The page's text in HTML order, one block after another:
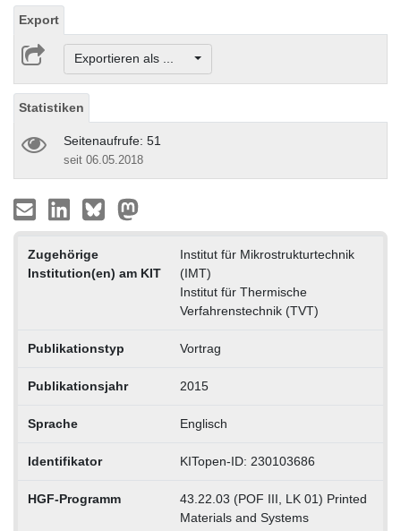
Export
Exportieren als ...
Statistiken
Seitenaufrufe: 51
seit 06.05.2018
Zugehörige
Institution(en) am KIT
Institut für Mikrostrukturtechnik
(IMT)
Institut für Thermische
Verfahrenstechnik (TVT)
Publikationstyp Vortrag
Publikationsjahr 2015
Sprache Englisch
Identifikator KITopen-ID: 230103686
HGF-Programm
43.22.03 (POF III, LK 01) Printed
Materials and Systems